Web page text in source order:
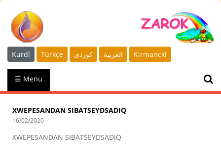
Kurdî Türkçe كوردى العربية Kirmanckî
☰ Menu
XWEPESANDAN SIBATSEYDSADIQ
16/02/2020
XWEPESANDAN SIBATSEYDSADIQ